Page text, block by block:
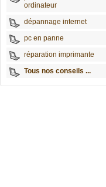
ordinateur
dépannage internet
pc en panne
réparation imprimante
Tous nos conseils ...